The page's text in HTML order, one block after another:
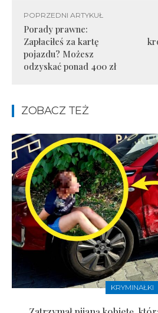
POPRZEDNI ARTYKUŁ
Porady prawne:
Zapłaciłeś za kartę
pojazdu? Możesz
odzyskać ponad 400 zł
ZOBACZ TEŻ
KRYMINAŁKI